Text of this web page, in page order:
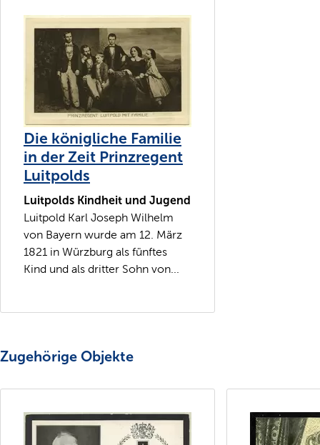
Die königliche Familie
in der Zeit Prinzregent
Luitpolds
Luitpolds Kindheit und Jugend
Luitpold Karl Joseph Wilhelm
von Bayern wurde am 12. März
1821 in Würzburg als fünftes
Kind und als dritter Sohn von...
Zugehörige Objekte